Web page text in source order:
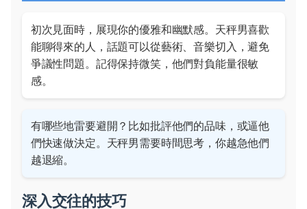
初次見面時，展現你的優雅和幽默感。天秤男喜歡
能聊得來的人，話題可以從藝術、音樂切入，避免
爭議性問題。記得保持微笑，他們對負能量很敏
感。
有哪些地雷要避開？比如批評他們的品味，或逼他
們快速做決定。天秤男需要時間思考，你越急他們
越退縮。
深入交往的技巧